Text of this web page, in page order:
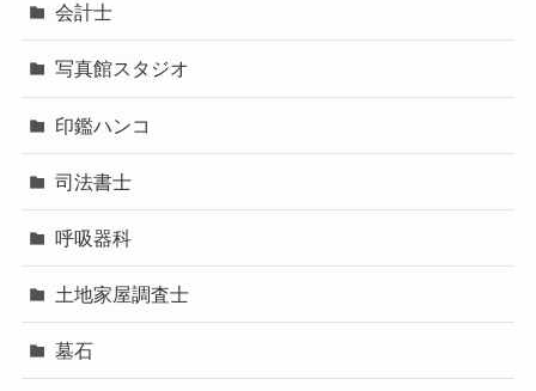
会計士
写真館スタジオ
印鑑ハンコ
司法書士
呼吸器科
土地家屋調査士
墓石